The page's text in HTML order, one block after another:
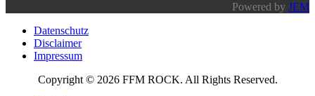
Powered by JEM
Datenschutz
Disclaimer
Impressum
Copyright © 2026 FFM ROCK. All Rights Reserved.